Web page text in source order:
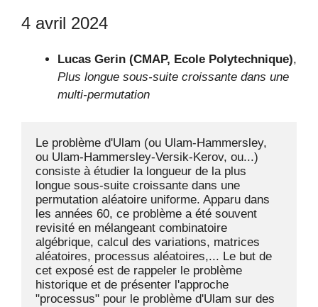
4 avril 2024
Lucas Gerin (CMAP, Ecole Polytechnique),
Plus longue sous-suite croissante dans une
multi-permutation
Le problème d'Ulam (ou Ulam-Hammersley,
ou Ulam-Hammersley-Versik-Kerov, ou...)
consiste à étudier la longueur de la plus
longue sous-suite croissante dans une
permutation aléatoire uniforme. Apparu dans
les années 60, ce problème a été souvent
revisité en mélangeant combinatoire
algébrique, calcul des variations, matrices
aléatoires, processus aléatoires,... Le but de
cet exposé est de rappeler le problème
historique et de présenter l'approche
"processus" pour le problème d'Ulam sur des